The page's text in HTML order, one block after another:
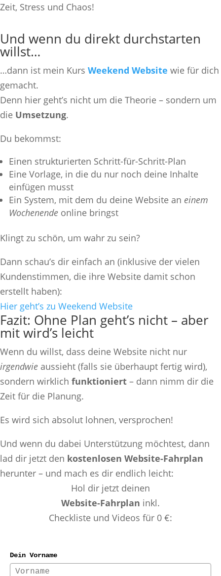
Zeit, Stress und Chaos!
Und wenn du direkt durchstarten
willst…
…dann ist mein Kurs Weekend Website wie für dich
gemacht.
Denn hier geht’s nicht um die Theorie – sondern um
die Umsetzung.
Du bekommst:
Einen strukturierten Schritt-für-Schritt-Plan
Eine Vorlage, in die du nur noch deine Inhalte
einfügen musst
Ein System, mit dem du deine Website an einem
Wochenende online bringst
Klingt zu schön, um wahr zu sein?
Dann schau’s dir einfach an (inklusive der vielen
Kundenstimmen, die ihre Website damit schon
erstellt haben):
Hier geht’s zu Weekend Website
Fazit: Ohne Plan geht’s nicht – aber
mit wird’s leicht
Wenn du willst, dass deine Website nicht nur
irgendwie aussieht (falls sie überhaupt fertig wird),
sondern wirklich funktioniert – dann nimm dir die
Zeit für die Planung.
Es wird sich absolut lohnen, versprochen!
Und wenn du dabei Unterstützung möchtest, dann
lad dir jetzt den kostenlosen Website-Fahrplan
herunter – und mach es dir endlich leicht:
Hol dir jetzt deinen
Website-Fahrplan inkl.
Checkliste und Videos für 0 €:
Dein Vorname